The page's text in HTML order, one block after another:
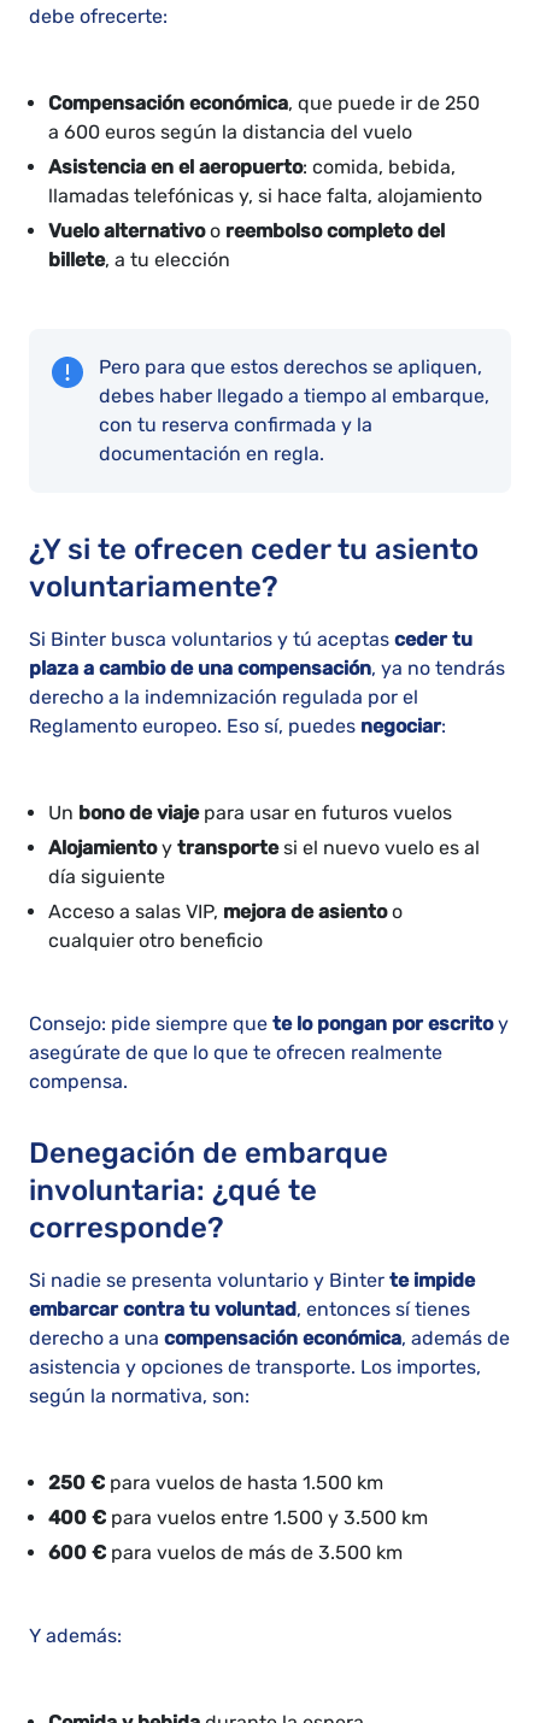
debe ofrecerte:
Compensación económica, que puede ir de 250
a 600 euros según la distancia del vuelo
Asistencia en el aeropuerto: comida, bebida,
llamadas telefónicas y, si hace falta, alojamiento
Vuelo alternativoo reembolso completo del
billete, a tu elección
Pero para que estos derechos se apliquen,
debes haber llegado a tiempo al embarque,
con tu reserva confirmada y la
documentación en regla.
¿Y si te ofrecen ceder tu asiento
voluntariamente?
Si Binter busca voluntarios y tú aceptas ceder tu
plaza a cambio de una compensación, ya no tendrás
derecho a la indemnización regulada por el
Reglamento europeo. Eso sí, puedes negociar:
Un bono de viajepara usar en futuros vuelos
Alojamientoy transportesi el nuevo vuelo es al
día siguiente
Acceso a salas VIP, mejora de asientoo
cualquier otro beneficio
Consejo: pide siempre que te lo pongan por escritoy
asegúrate de que lo que te ofrecen realmente
compensa.
Denegación de embarque
involuntaria: ¿qué te
corresponde?
Si nadie se presenta voluntario y Binter te impide
embarcar contra tu voluntad, entonces sí tienes
derecho a una compensación económica, además de
asistencia y opciones de transporte. Los importes,
según la normativa, son:
250 € para vuelos de hasta 1.500 km
400 € para vuelos entre 1.500 y 3.500 km
600 € para vuelos de más de 3.500 km
Y además: